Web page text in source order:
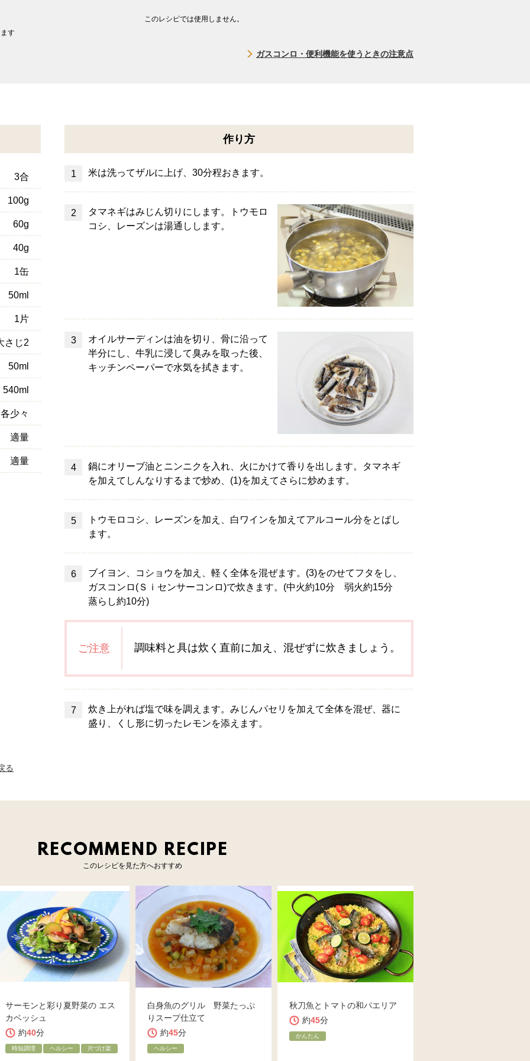
す
このレシピでは使用しません。
ガスコンロ・便利機能を使うときの注意点
3合
100g
60g
40g
1缶
50ml
1片
さじ2
50ml
540ml
各少々
適量
適量
作り方
米は洗ってザルに上げ、30分程おきます。
タマネギはみじん切りにします。トウモロ
コシ、レーズンは湯通しします。
オイルサーディンは油を切り、骨に沿って
半分にし、牛乳に浸して臭みを取った後、
キッチンペーパーで水気を拭きます。
鍋にオリーブ油とニンニクを入れ、火にかけて香りを出します。タマネギ
を加えてしんなりするまで炒め、(1)を加えてさらに炒めます。
トウモロコシ、レーズンを加え、白ワインを加えてアルコール分をとばし
ます。
ブイヨン、コショウを加え、軽く全体を混ぜます。(3)をのせてフタをし、
ガスコンロ(Ｓｉセンサーコンロ)で炊きます。(中火約10分 弱火約15分
蒸らし約10分)
ご注意 調味料と具は炊く直前に加え、混ぜずに炊きましょう。
炊き上がれば塩で味を調えます。みじんパセリを加えて全体を混ぜ、器に
盛り、くし形に切ったレモンを添えます。
る
RECOMMEND RECIPE
このレシピを見た方へおすすめ
サーモンと彩り夏野菜の エス
カベッシュ
約40分
時短調理 ヘルシー 片づけ楽
白身魚のグリル 野菜たっぷ
りスープ仕立て
約45分
ヘルシー
秋刀魚とトマトの和パエリア
約45分
かんたん